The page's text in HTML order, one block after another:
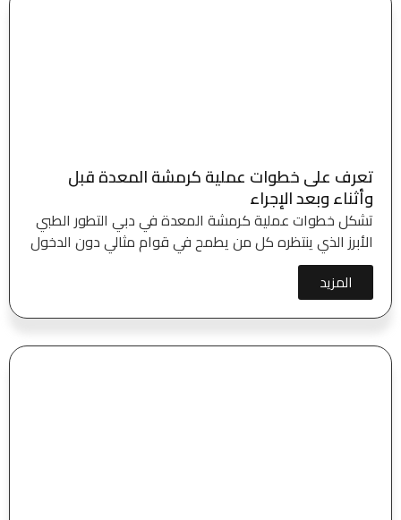
تعرف على خطوات عملية كرمشة المعدة قبل
وأثناء وبعد الإجراء
تشكل خطوات عملية كرمشة المعدة في دبي التطور الطبي
الأبرز الذي ينتظره كل من يطمح في قوام مثالي دون الدخول
المزيد